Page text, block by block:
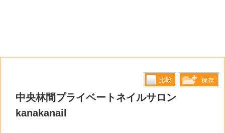
中央林間プライベートネイルサロン
kanakanail
比較す